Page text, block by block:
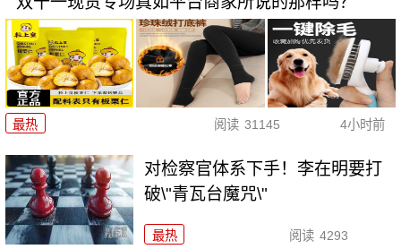
最热 阅读 31145 4小时前
对检察官体系下手！李在明要打
破\"青瓦台魔咒\"
最热 阅读 4293